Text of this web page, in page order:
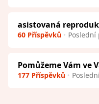
asistovaná
60 Příspěvků Poslední
Pomůžeme Vám ve
177 Příspěvků